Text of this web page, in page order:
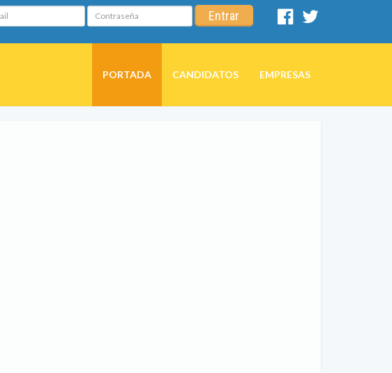
Contraseña Entrar
Facebook
PORTADA CANDIDATOS EMPRESAS